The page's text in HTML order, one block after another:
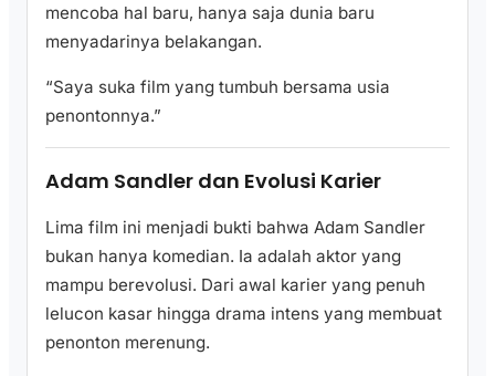
mencoba hal baru, hanya saja dunia baru
menyadarinya belakangan.
“Saya suka film yang tumbuh bersama usia
penontonnya.”
Adam Sandler dan Evolusi Karier
Lima film ini menjadi bukti bahwa Adam Sandler
bukan hanya komedian. Ia adalah aktor yang
mampu berevolusi. Dari awal karier yang penuh
lelucon kasar hingga drama intens yang membuat
penonton merenung.